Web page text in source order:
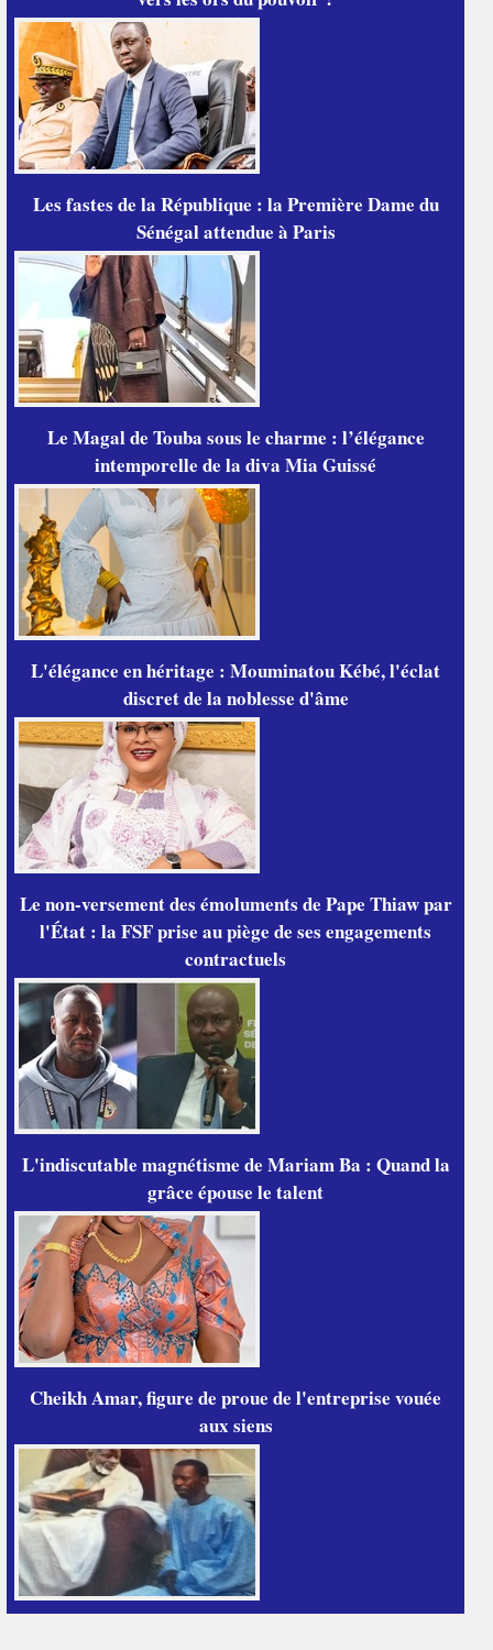
Les fastes de la République : la Première Dame du
Sénégal attendue à Paris
Le Magal de Touba sous le charme : l’élégance
intemporelle de la diva Mia Guissé
L'élégance en héritage : Mouminatou Kébé, l'éclat
discret de la noblesse d'âme
Le non-versement des émoluments de Pape Thiaw par
l'État : la FSF prise au piège de ses engagements
contractuels
L'indiscutable magnétisme de Mariam Ba : Quand la
grâce épouse le talent
Cheikh Amar, figure de proue de l'entreprise vouée
aux siens